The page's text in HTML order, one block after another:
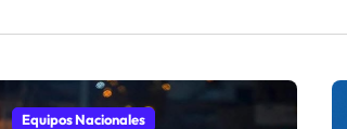
Equipos Nacionales